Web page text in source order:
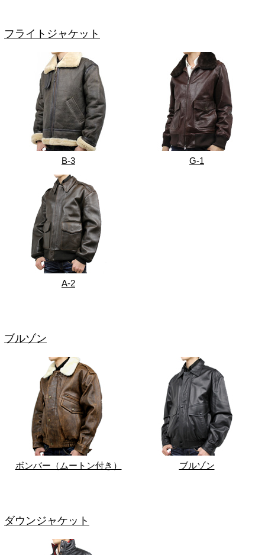
フライトジャケット
B-3 G-1
A-2
ブルゾン
ボンバー（ムートン付き） ブルゾン
ダウンジャケット